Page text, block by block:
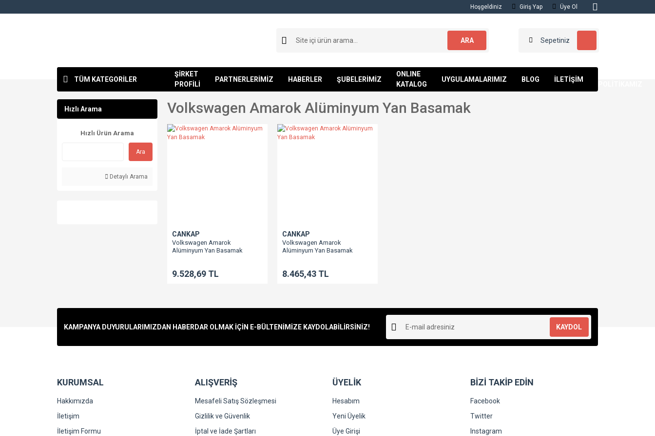
Hoşgeldiniz Giriş Yap Üye Ol
ARA Sepetiniz
TÜM KATEGORİLER
ŞİRKET
PROFİLİ
PARTNERLERİMİZ HABERLER ŞUBELERİMİZ
ONLINE
KATALOG
UYGULAMALARIMIZ BLOG İLETİŞİM
Hızlı Arama
Hızlı Ürün Arama
Ara
Detaylı Arama
Volkswagen Amarok Alüminyum Yan Basamak
CANKAP
Volkswagen Amarok
Alüminyum Yan Basamak
9.528,69 TL
CANKAP
Volkswagen Amarok
Alüminyum Yan Basamak
8.465,43 TL
KAMPANYA DUYURULARIMIZDAN HABERDAR OLMAK İÇİN E-BÜLTENİMİZE KAYDOLABİLİRSİNİZ! KAYDOL
KURUMSAL
Hakkımızda
İletişim
İletişim Formu
ALIŞVERİŞ
Mesafeli Satış Sözleşmesi
Gizlilik ve Güvenlik
İptal ve İade Şartları
ÜYELİK
Hesabım
Yeni Üyelik
Üye Girişi
BİZİ TAKİP EDİN
Facebook
Twitter
Instagram